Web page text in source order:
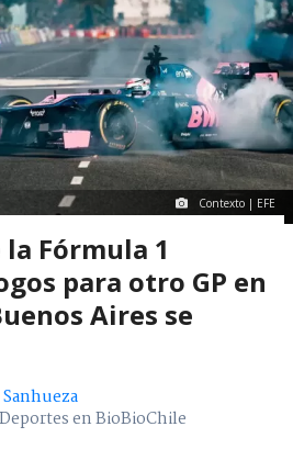
Contexto | EFE
Fórmula 1
para otro GP en
Aires se
en BioBioChile